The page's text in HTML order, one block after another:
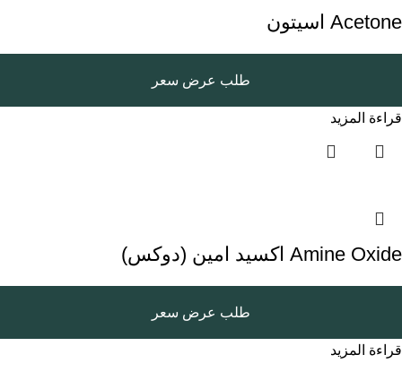
Acetone اسيتون
طلب عرض سعر
قراءة المزيد
Amine Oxide اكسيد امين (دوكس)
طلب عرض سعر
قراءة المزيد